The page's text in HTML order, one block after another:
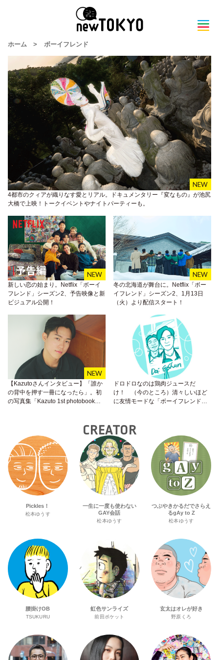
ホーム > ボーイフレンド
4都市のクィアが織りなす愛とリアル。ドキュメンタリー『変なもの』が池尻
大橋で上映！トークイベントやナイトパーティーも。
新しい恋の始まり。Netflix「ボーイ
フレンド」シーズン2、予告映像と新
ビジュアル公開！
冬の北海道が舞台に。Netflix「ボー
イフレンド」シーズン2、1月13日
（火）より配信スタート！
【Kazutoさんインタビュー】「誰か
の背中を押す一冊になったら」。初
の写真集「Kazuto 1st photobook
ドロドロなのは鶏肉ジュースだ
け！ （今のところ）清々しいほど
に友情モードな「ボーイフレンド」
CREATOR
Pickles！
松本ゆうす
一生に一度も使わない
GAY会話
松本ゆうす
つぶやきかるだでさらえ
るgAy to Z
松本ゆうす
腰掛けOB
TSUKURU
虹色サンライズ
前田ポケット
玄太はオレが好き
野原くろ